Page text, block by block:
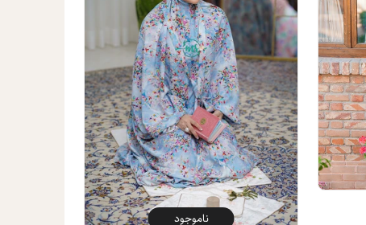
ناموجود